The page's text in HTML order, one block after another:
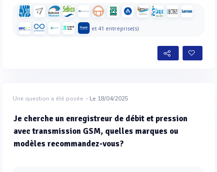
et 41 entreprise(s)
Une question a été posée - Le 18/04/2025
Je cherche un enregistreur de débit et pression
avec transmission GSM, quelles marques ou
modèles recommandez-vous?